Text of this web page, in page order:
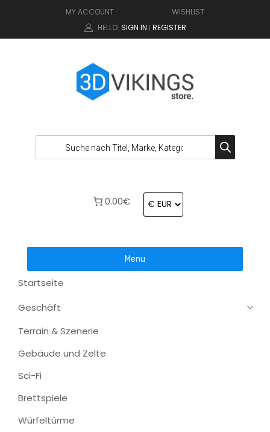
MY ACCOUNT
WISHLIST
HELLO. SIGN IN | REGISTER
0.00€
Menu
Startseite
Geschäft
Terrain & Szenerie
Gebäude und Zelte
Sci-Fi
Brettspiele
Würfeltürme